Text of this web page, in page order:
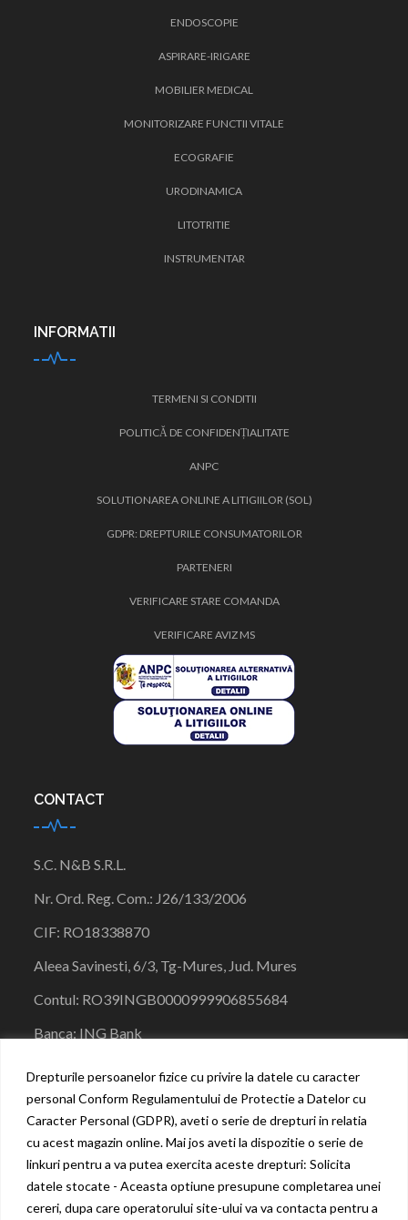
Drepturile persoanelor fizice cu privire la datele cu caracter
personal Conform Regulamentului de Protectie a Datelor cu
Caracter Personal (GDPR), aveti o serie de drepturi in relatia
cu acest magazin online. Mai jos aveti la dispozitie o serie de
linkuri pentru a va putea exercita aceste drepturi: Solicita
datele stocate - Aceasta optiune presupune completarea unei
cereri, dupa care operatorului site-ului va va contacta pentru a
ENDOSCOPIE
ASPIRARE-IRIGARE
MOBILIER MEDICAL
MONITORIZARE FUNCTII VITALE
ECOGRAFIE
URODINAMICA
LITOTRITIE
INSTRUMENTAR
INFORMATII
TERMENI SI CONDITII
POLITICĂ DE CONFIDENȚIALITATE
ANPC
SOLUTIONAREA ONLINE A LITIGIILOR (SOL)
GDPR: DREPTURILE CONSUMATORILOR
PARTENERI
VERIFICARE STARE COMANDA
VERIFICARE AVIZ MS
CONTACT
S.C. N&B S.R.L.
Nr. Ord. Reg. Com.: J26/133/2006
CIF: RO18338870
Aleea Savinesti, 6/3, Tg-Mures, Jud. Mures
Contul: RO39INGB0000999906855684
Banca: ING Bank
nbmedicalsolutions@gmail.com